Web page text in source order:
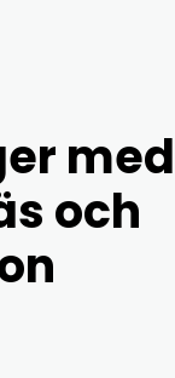
med
och